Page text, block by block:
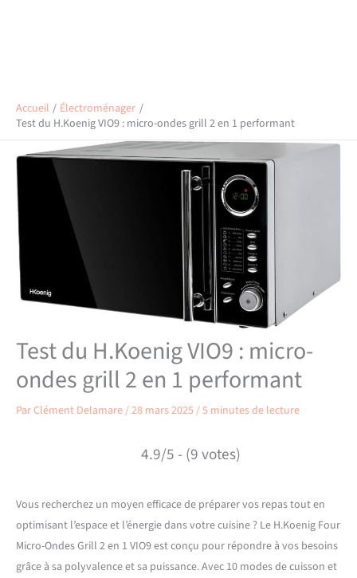
Accueil
Électroménager
Test du H.Koenig VIO9 : micro-ondes grill 2 en 1 performant
Test du H.Koenig VIO9 : micro-
ondes grill 2 en 1 performant
ParClément Delamare/28 mars 2025/5 minutes de lecture
4.9/5 - (9 votes)
Vous recherchez un moyen efficace de préparer vos repas tout en
optimisant l’espace et l’énergie dans votre cuisine ? Le H.Koenig Four
Micro-Ondes Grill 2 en 1 VIO9 est conçu pour répondre à vos besoins
grâce à sa polyvalence et sa puissance. Avec 10 modes de cuisson et